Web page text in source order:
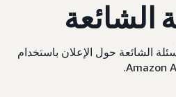
الشائعة
الشائعة حول الإعلان باستخدام
Amazon